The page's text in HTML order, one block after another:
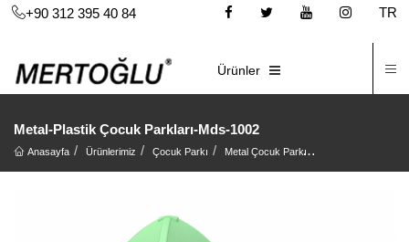
+90 312 395 40 84
TR
Ürünler
Metal-Plastik Çocuk Parkları-Mds-1002
Anasayfa Ürünlerimiz Çocuk Parkı Metal Çocuk Parkı